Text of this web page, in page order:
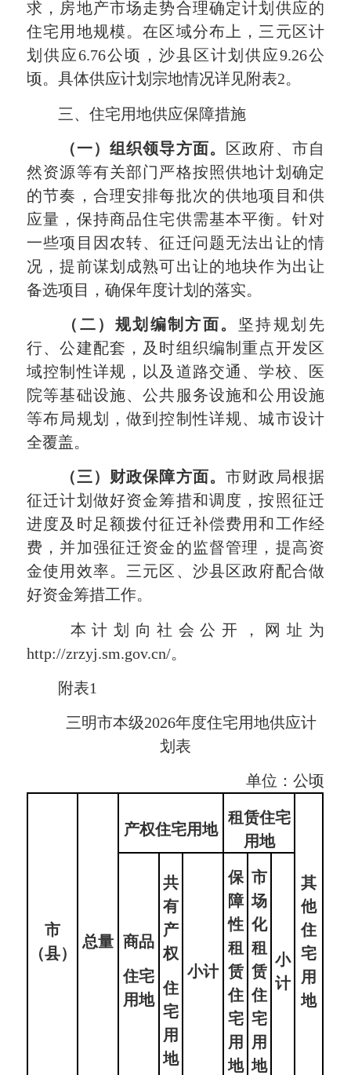
求，房地产市场走势合理确定计划供应的
住宅用地规模。在区域分布上，三元区计
划供应6.76公顷，沙县区计划供应9.26公
顷。具体供应计划宗地情况详见附表2。
三、住宅用地供应保障措施
（一）组织领导方面。
区政府、市自
然资源等有关部门严格按照供地计划确定
的节奏，合理安排每批次的供地项目和供
应量，保持商品住宅供需基本平衡。针对
一些项目因农转、征迁问题无法出让的情
况，提前谋划成熟可出让的地块作为出让
备选项目，确保年度计划的落实。
（二）规划编制方面。 坚持规划先
行、公建配套，及时组织编制重点开发区
域控制性详规，以及道路交通、学校、医
院等基础设施、公共服务设施和公用设施
等布局规划，做到控制性详规、城市设计
全覆盖。
（三）财政保障方面。市财政局根据
征迁计划做好资金筹措和调度，按照征迁
进度及时足额拨付征迁补偿费用和工作经
费，并加强征迁资金的监督管理，提高资
金使用效率。三元区、沙县区政府配合做
好资金筹措工作。
本计划向社会公开，网址为
http://zrzyj.sm.gov.cn/。
附表1
三明市本级2026年度住宅用地供应计
划表
单位：公顷
市
（县）
总量
产权住宅用地
租赁住宅
用地
其
他
住
宅
用
地
商品
住宅
用地
共
有
产
权
住
宅
用
地
小计
保
障
性
租
赁
住
宅
用
地
市
场
化
租
赁
住
宅
用
地
小
计